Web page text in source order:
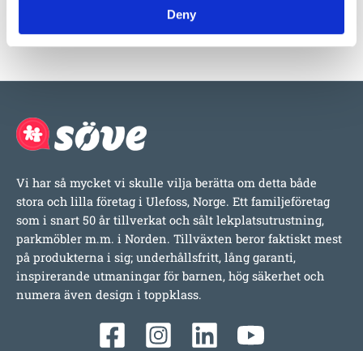
Deny
Vi har så mycket vi skulle vilja berätta om detta både
stora och lilla företag i Ulefoss, Norge. Ett familjeföretag
som i snart 50 år tillverkat och sålt lekplatsutrustning,
parkmöbler m.m. i Norden. Tillväxten beror faktiskt mest
på produkterna i sig; underhållsfritt, lång garanti,
inspirerande utmaningar för barnen, hög säkerhet och
numera även design i toppklass.